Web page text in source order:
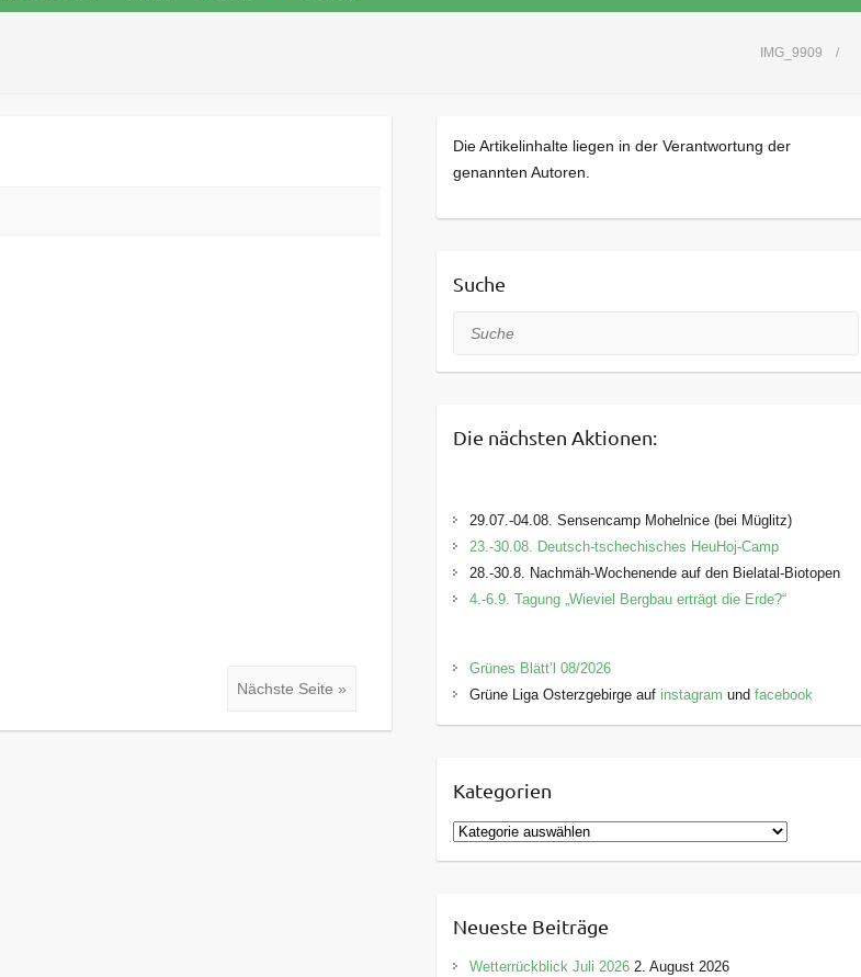
IMG_9909
Nächste Seite »
Die Artikelinhalte liegen in der Verantwortung der
genannten Autoren.
Suche
Suche
Die nächsten Aktionen:
29.07.-04.08. Sensencamp Mohelnice (bei Müglitz)
23.-30.08. Deutsch-tschechisches HeuHoj-Camp
28.-30.8. Nachmäh-Wochenende auf den Bielatal-Biotopen
4.-6.9. Tagung „Wieviel Bergbau erträgt die Erde?“
Grünes Blätt’l 08/2026
Grüne Liga Osterzgebirge auf instagram und facebook
Kategorien
K
a
g
o
Neueste Beiträge
Wetterrückblick Juli 2026 2. August 2026